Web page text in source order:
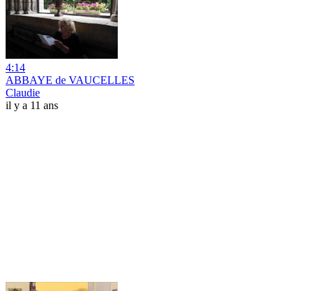
4:14
ABBAYE de VAUCELLES
Claudie
il y a 11 ans